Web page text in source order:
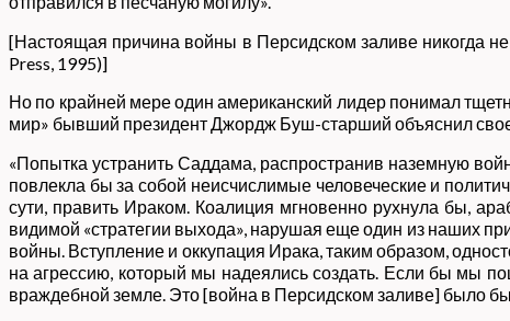
[Настоящая причина войны в Персидском заливе никогда
Press, 1995)]
Но по крайней мере один американский лидер понимал
мир» бывший президент Джордж Буш-старший объяснил
«Попытка устранить Саддама, распространив наземную
повлекла бы за собой неисчислимые человеческие и
сути, править Ираком. Коалиция мгновенно рухнула бы,
видимой «стратегии выхода», нарушая еще один из наших
войны. Вступление и оккупация Ирака, таким образом,
на агрессию, который мы надеялись создать. Если бы мы
враждебной земле. Это [война в Персидском заливе] было